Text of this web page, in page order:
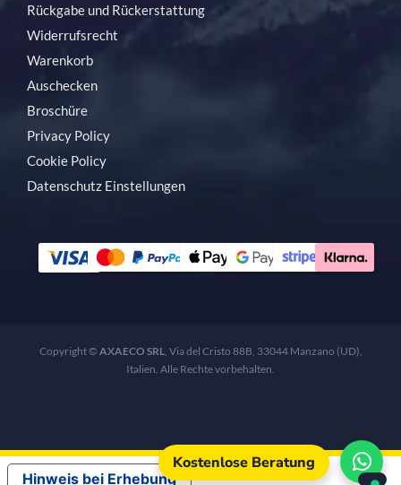
Rückgabe und Rückerstattung
Widerrufsrecht
Warenkorb
Auschecken
Broschüre
Privacy Policy
Cookie Policy
Datenschutz Einstellungen
Copyright © AXAECO SRL, Via del Cristo 88B, 33044 Manzano (UD),
Italien. Alle Rechte vorbehalten.
Kostenlose Beratung
Hinweis bei Erhebung